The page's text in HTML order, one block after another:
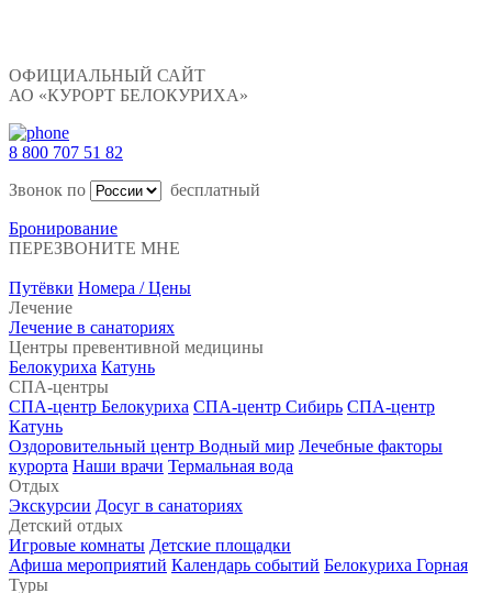
ОФИЦИАЛЬНЫЙ САЙТ
АО «КУРОРТ БЕЛОКУРИХА»
8 800 707 51 82
Звонок по
бесплатный
Бронирование
ПЕРЕЗВОНИТЕ МНЕ
Путёвки Номера / Цены
Лечение
Лечение в санаториях
Центры превентивной медицины
Белокуриха Катунь
СПА-центры
СПА-центр Белокуриха СПА-центр Сибирь СПА-центр
Катунь
Оздоровительный центр Водный мир Лечебные факторы
курорта Наши врачи Термальная вода
Отдых
Экскурсии Досуг в санаториях
Детский отдых
Игровые комнаты Детские площадки
Афиша мероприятий Календарь событий Белокуриха Горная
Туры